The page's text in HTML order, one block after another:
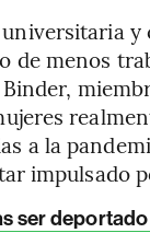
menos
a la
impulsado
ser